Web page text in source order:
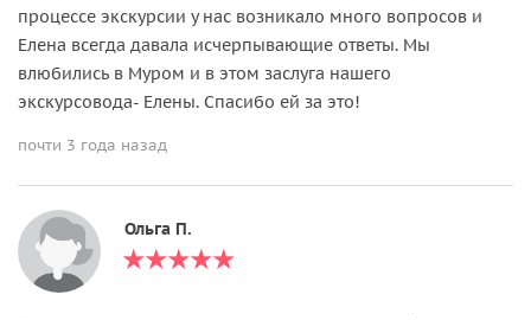
процессе экскурсии у нас возникало много вопросов и
Елена всегда давала исчерпывающие ответы. Мы
влюбились в Муром и в этом заслуга нашего
экскурсовода- Елены. Спасибо ей за это!
почти 3 года назад
Ольга П.